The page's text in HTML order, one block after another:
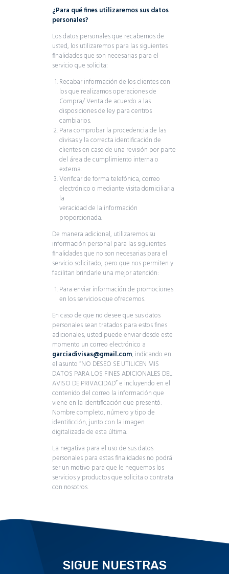
¿Para qué fines utilizaremos sus datos
personales?
Los datos personales que recabemos de
usted, los utilizaremos para las siguientes
finalidades que son necesarias para el
servicio que solicita:
Recabar información de los clientes con
los que realizamos operaciones de
Compra/ Venta de acuerdo a las
disposiciones de ley para centros
cambiarios.
Para comprobar la procedencia de las
divisas y la correcta identificación de
clientes en caso de una revisión por parte
del área de cumplimiento interna o
externa.
Verificar de forma telefónica, correo
electrónico o mediante visita domiciliaria
la
veracidad de la información
proporcionada.
De manera adicional, utilizaremos su
información personal para las siguientes
finalidades que no son necesarias para el
servicio solicitado, pero que nos permiten y
facilitan brindarle una mejor atención:
Para enviar información de promociones
en los servicios que ofrecemos.
En caso de que no desee que sus datos
personales sean tratados para estos fines
adicionales, usted puede enviar desde este
momento un correo electrónico a
garciadivisas@gmail.com, indicando en
el asunto “NO DESEO SE UTILICEN MIS
DATOS PARA LOS FINES ADICIONALES DEL
AVISO DE PRIVACIDAD” e incluyendo en el
contenido del correo la información que
viene en la identificación que presentó:
Nombre completo, número y tipo de
identificción, junto con la imagen
digitalizada de esta última.
La negativa para el uso de sus datos
personales para estas finalidades no podrá
ser un motivo para que le neguemos los
servicios y productos que solicita o contrata
con nosotros.
SIGUE NUESTRAS